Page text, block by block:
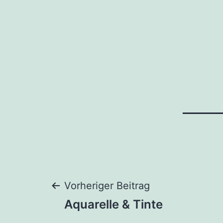
Vorheriger Beitrag
Aquarelle & Tinte